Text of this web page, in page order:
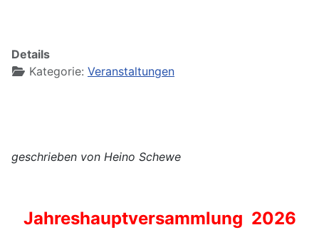
Details
Kategorie: Veranstaltungen
geschrieben von Heino Schewe
Jahreshauptversammlung 2026